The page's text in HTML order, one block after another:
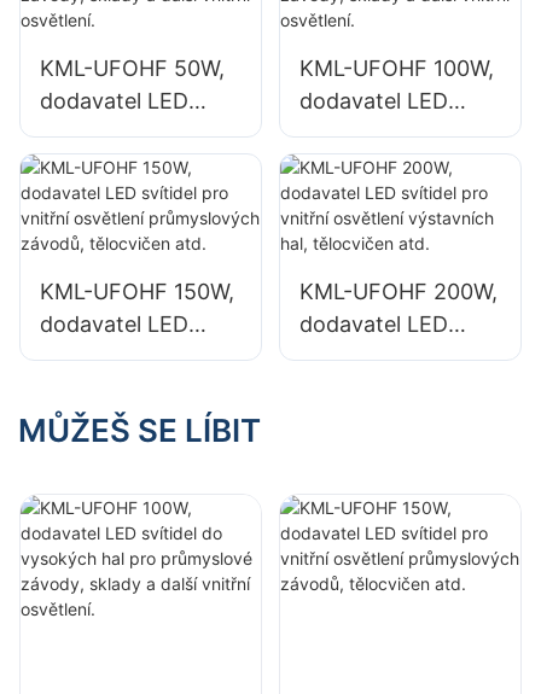
budovy a sklady.
budovy a sklady.
KML-UFOHF 50W,
dodavatel LED
svítidel do
vysokých hal pro
průmyslové
závody, sklady a
osvětlení.
KML-UFOHF 100W,
dodavatel LED
svítidel do
vysokých hal pro
průmyslové
závody, sklady a
osvětlení.
KML-UFOHF 150W,
dodavatel LED
svítidel pro vnitřní
průmyslových
atd.
KML-UFOHF 200W,
dodavatel LED
svítidel pro vnitřní
MŮŽEŠ SE LÍBIT